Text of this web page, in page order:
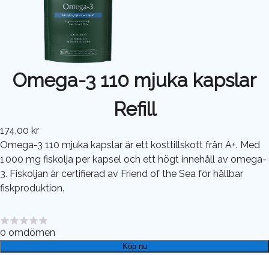
Omega-3 110 mjuka kapslar
Refill
174,00 kr
Omega-3 110 mjuka kapslar är ett kosttillskott från A+. Med
1 000 mg fiskolja per kapsel och ett högt innehåll av omega-
3. Fiskoljan är certifierad av Friend of the Sea för hållbar
fiskproduktion.
0 omdömen
Köp nu